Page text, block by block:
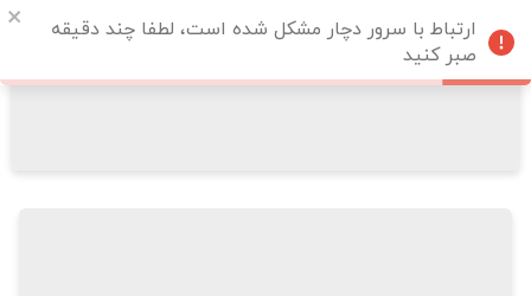
ارتباط با سرور دچار مشکل شده است، لطفا چند دقیقه
صبر کنید